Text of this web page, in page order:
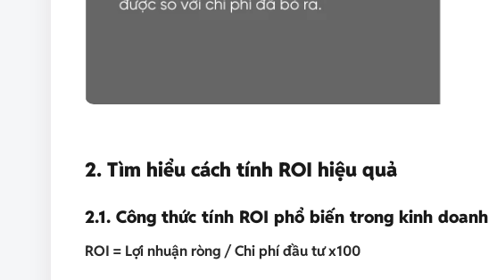
2. Tìm hiểu cách tính ROI hiệu quả
2.1. Công thức tính ROI phổ biến trong kinh doanh
ROI = Lợi nhuận ròng / Chi phí đầu tư x100